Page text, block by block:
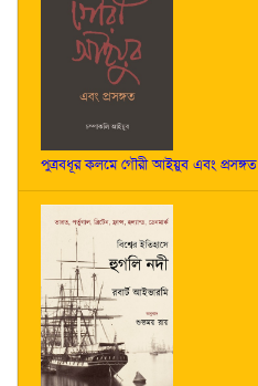
পুত্রবধূর কলমে গৌরী আইয়ুব এবং প্রসঙ্গত